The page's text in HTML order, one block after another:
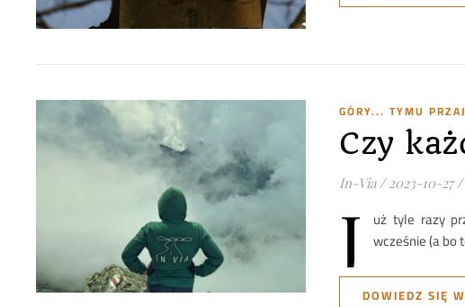
GÓRY... TYMU
Czy
In-Via / 2023-10-27 /
J uż tyle razy
wcześnie (a bo
DOWIEDZ SIĘ